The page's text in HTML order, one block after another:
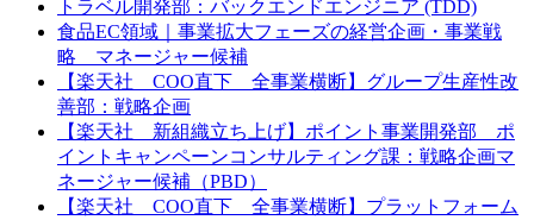
トラベル開発部：バックエンドエンジニア (TDD)
食品EC領域｜事業拡大フェーズの経営企画・事業戦
略 マネージャー候補
【楽天社 COO直下 全事業横断】グループ生産性改
善部：戦略企画
【楽天社 新組織立ち上げ】ポイント事業開発部 ポ
イントキャンペーンコンサルティング課：戦略企画マ
ネージャー候補（PBD）
【楽天社 COO直下 全事業横断】プラットフォーム